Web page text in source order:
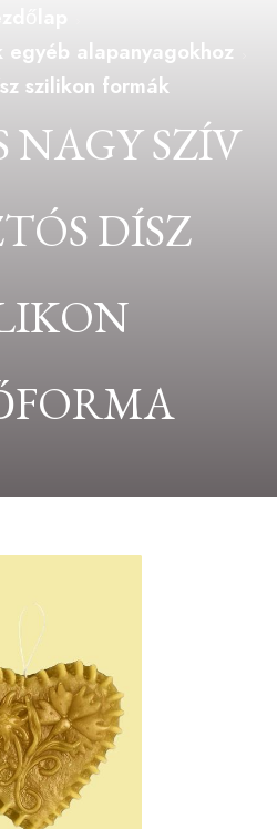
alapanyagokhoz
szilikon formák
NAGY SZÍV
DÍSZ